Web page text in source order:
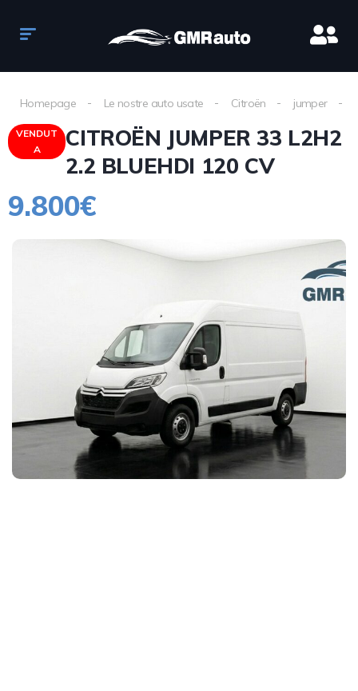
Homepage Le nostre auto usate Citroën jumper
VENDUT
A
CITROËN JUMPER 33 L2H2
2.2 BLUEHDI 120 CV
9.800€